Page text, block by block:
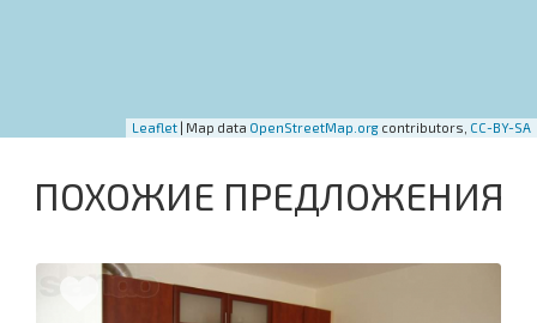
Leaflet | Map data OpenStreetMap.org contributors, CC-BY-SA
ПОХОЖИЕ ПРЕДЛОЖЕНИЯ